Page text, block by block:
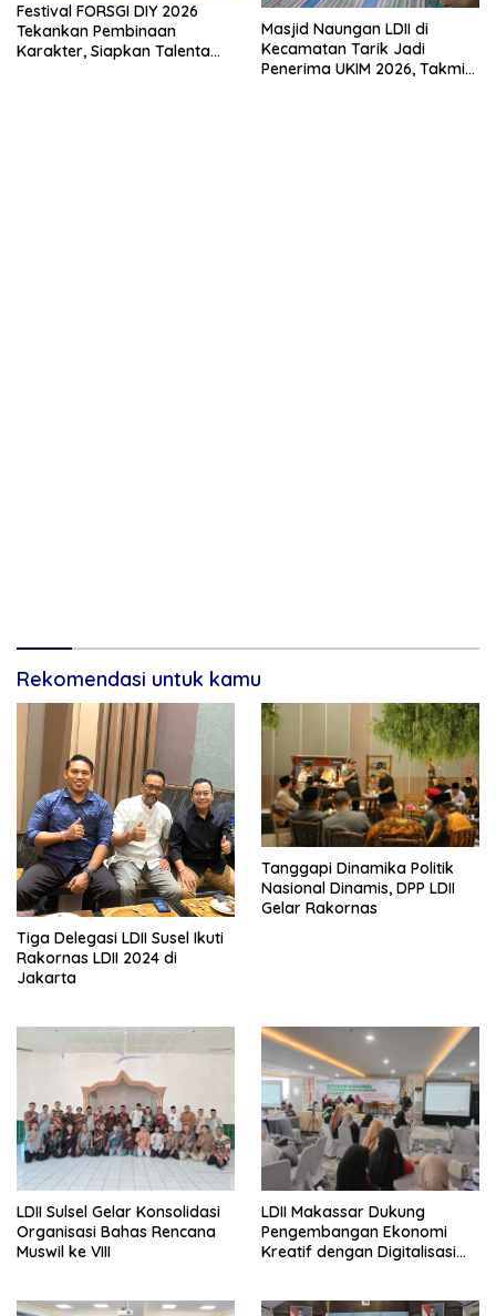
Festival FORSGI DIY 2026
Tekankan Pembinaan
Karakter, Siapkan Talenta
Masjid Naungan LDII di
Kecamatan Tarik Jadi
Penerima UKIM 2026, Takmir
Rekomendasi untuk kamu
Tiga Delegasi LDII Susel Ikuti
Rakornas LDII 2024 di
Jakarta
Tanggapi Dinamika Politik
Nasional Dinamis, DPP LDII
Gelar Rakornas
LDII Sulsel Gelar Konsolidasi
Organisasi Bahas Rencana
Muswil ke VIII
LDII Makassar Dukung
Pengembangan Ekonomi
Kreatif dengan Digitalisasi